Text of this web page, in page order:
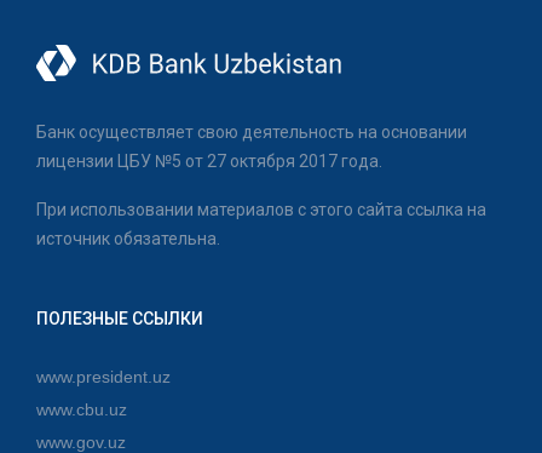
Банк осуществляет свою деятельность на основании
лицензии ЦБУ №5 от 27 октября 2017 года.
При использовании материалов с этого сайта ссылка на
источник обязательна.
ПОЛЕЗНЫЕ ССЫЛКИ
www.president.uz
www.cbu.uz
www.gov.uz